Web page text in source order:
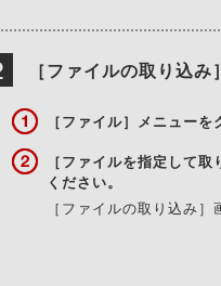
［ファイルの取り込
［ファイル］メニュー
［ファイルを指定して
ください。
［ファイルの取り込み